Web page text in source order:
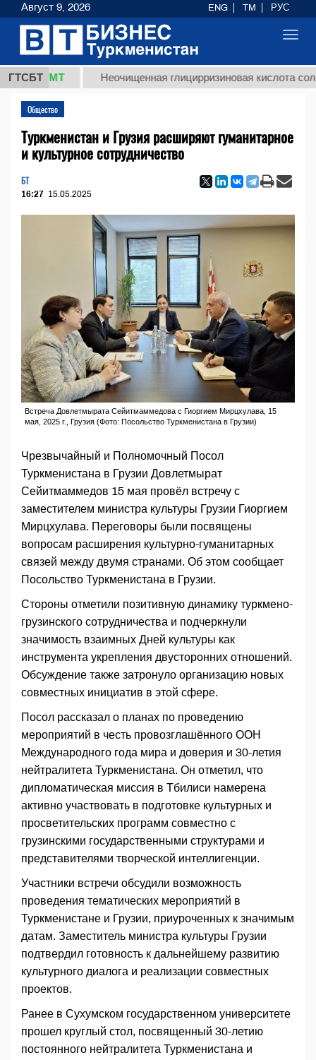
ГТСБТ
ТМТ Неочищенная глицирризиновая кислота
Общество
Туркменистан и Грузия расширяют гуманитарное
и культурное сотрудничество
БТ
16:27 15.05.2025
Встреча Довлетмырата Сейитмаммедова с Гиоргием Мирцхулава, 15
мая, 2025 г., Грузия (Фото: Посольство Туркменистана в Грузии)
Чрезвычайный и Полномочный Посол
Туркменистана в Грузии Довлетмырат
Сейитмаммедов 15 мая провёл встречу с
заместителем министра культуры Грузии Гиоргием
Мирцхулава. Переговоры были посвящены
вопросам расширения культурно-гуманитарных
связей между двумя странами. Об этом сообщает
Посольство Туркменистана в Грузии.
Стороны отметили позитивную динамику туркмено-
грузинского сотрудничества и подчеркнули
значимость взаимных Дней культуры как
инструмента укрепления двусторонних отношений.
Обсуждение также затронуло организацию новых
совместных инициатив в этой сфере.
Посол рассказал о планах по проведению
мероприятий в честь провозглашённого ООН
Международного года мира и доверия и 30-летия
нейтралитета Туркменистана. Он отметил, что
дипломатическая миссия в Тбилиси намерена
активно участвовать в подготовке культурных и
просветительских программ совместно с
грузинскими государственными структурами и
представителями творческой интеллигенции.
Участники встречи обсудили возможность
проведения тематических мероприятий в
Туркменистане и Грузии, приуроченных к значимым
датам. Заместитель министра культуры Грузии
подтвердил готовность к дальнейшему развитию
культурного диалога и реализации совместных
проектов.
Ранее в Сухумском государственном университете
прошел круглый стол, посвященный 30-летию
постоянного нейтралитета Туркменистана и
Август 9, 2026 ENG TM РУС